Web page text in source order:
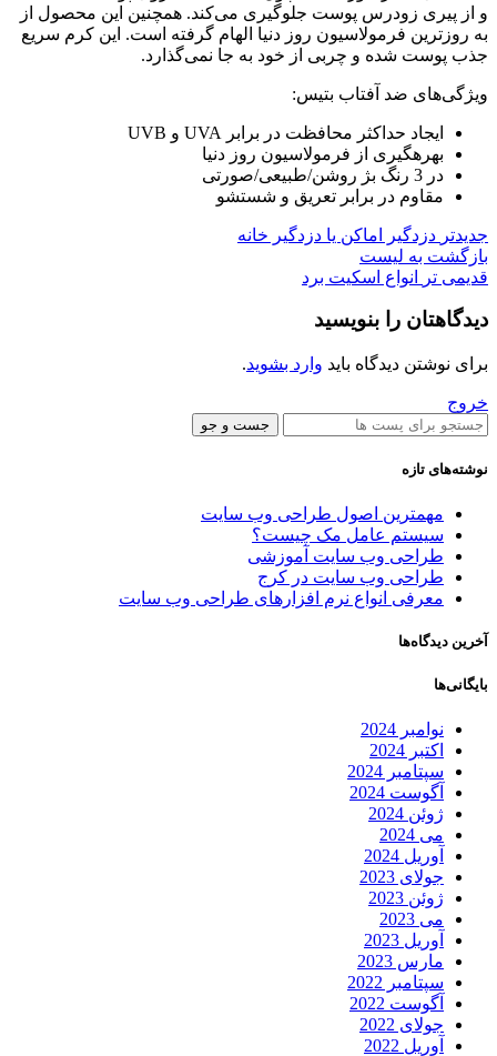
و از پیری زودرس پوست جلوگیری می‌کند. همچنین این محصول از
به روزترین فرمولاسیون روز دنیا الهام گرفته است. این کرم سریع
جذب پوست شده و چربی از خود به جا نمی‌گذارد.
ویژگی‌های ضد آفتاب بتیس:
ایجاد حداکثر محافظت در برابر UVA و UVB
بهرهگیری از فرمولاسیون روز دنیا
در 3 رنگ بژ روشن/طبیعی/صورتی
مقاوم در برابر تعریق و شستشو
جدیدتر دزدگیر اماکن یا دزدگیر خانه
بازگشت به لیست
قدیمی تر
انواع اسکیت برد
دیدگاهتان را بنویسید
برای نوشتن دیدگاه باید وارد بشوید.
خروج
جست و جو
نوشته‌های تازه
مهمترین اصول طراحی وب سایت
سیستم عامل مک چیست؟
طراحی وب سایت آموزشی
طراحی وب سایت در کرج
معرفی انواع نرم افزارهای طراحی وب سایت
آخرین دیدگاه‌ها
بایگانی‌ها
نوامبر 2024
اکتبر 2024
سپتامبر 2024
آگوست 2024
ژوئن 2024
می 2024
آوریل 2024
جولای 2023
ژوئن 2023
می 2023
آوریل 2023
مارس 2023
سپتامبر 2022
آگوست 2022
جولای 2022
آوریل 2022